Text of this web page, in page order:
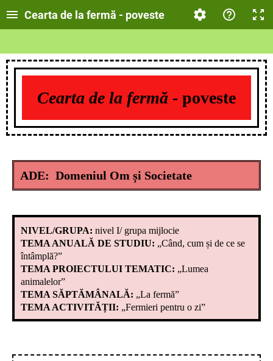
Cearta de la fermă - poveste
Cearta de la fermă - poveste
ADE: Domeniul Om și Societate
NIVEL/GRUPA: nivel I/ grupa mijlocie
TEMA ANUALĂ DE STUDIU: „Când, cum și de ce se
întâmplă?”
TEMA PROIECTULUI TEMATIC: „Lumea
animalelor”
TEMA SĂPTĂMÂNALĂ: „La fermă”
TEMA ACTIVITĂȚII: „Fermieri pentru o zi”